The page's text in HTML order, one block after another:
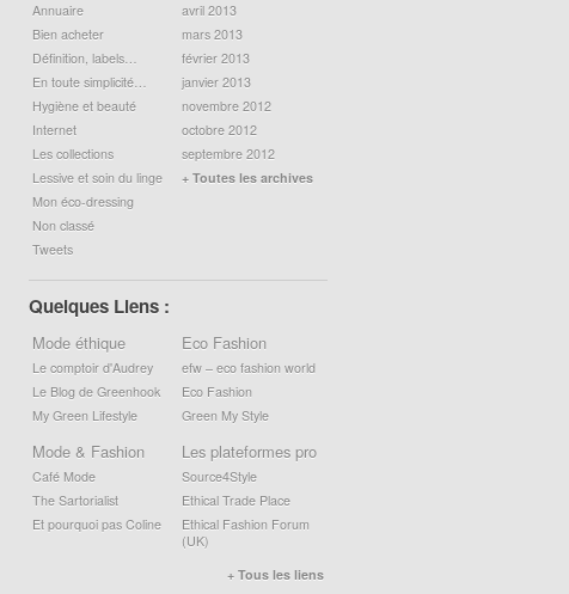
Annuaire
Bien acheter
Définition, labels…
En toute simplicité…
Hygiène et beauté
Internet
Les collections
Lessive et soin du linge
Mon éco-dressing
Non classé
Tweets
avril 2013
mars 2013
février 2013
janvier 2013
novembre 2012
octobre 2012
septembre 2012
+ Toutes les archives
Quelques Liens :
Mode éthique
Le comptoir d'Audrey
Le Blog de Greenhook
My Green Lifestyle
Eco Fashion
efw – eco fashion world
Eco Fashion
Green My Style
Mode & Fashion
Café Mode
The Sartorialist
Et pourquoi pas Coline
Les plateformes pro
Source4Style
Ethical Trade Place
Ethical Fashion Forum
(UK)
+ Tous les liens